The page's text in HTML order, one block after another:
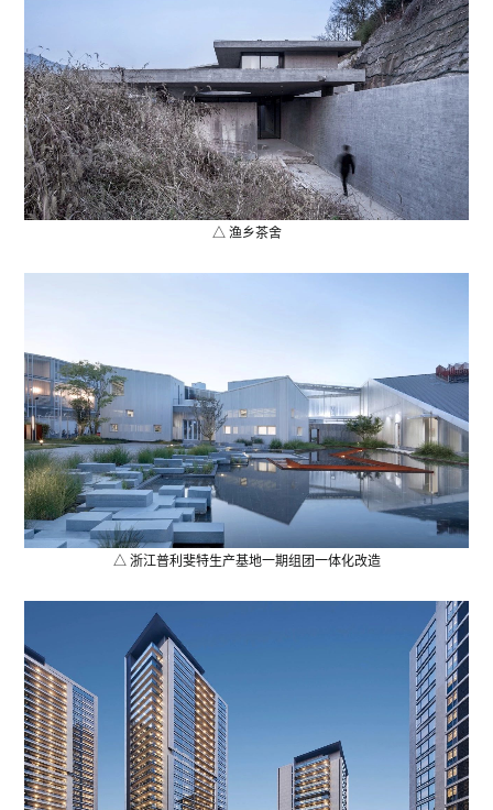
△ 渔乡茶舍
△ 浙江普利斐特生产基地一期组团一体化改造